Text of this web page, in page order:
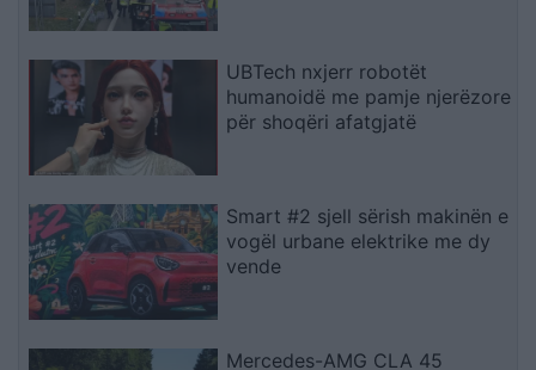
UBTech nxjerr robotët
humanoidë me pamje njerëzore
për shoqëri afatgjatë
Smart #2 sjell sërish makinën e
vogël urbane elektrike me dy
vende
Mercedes-AMG CLA 45